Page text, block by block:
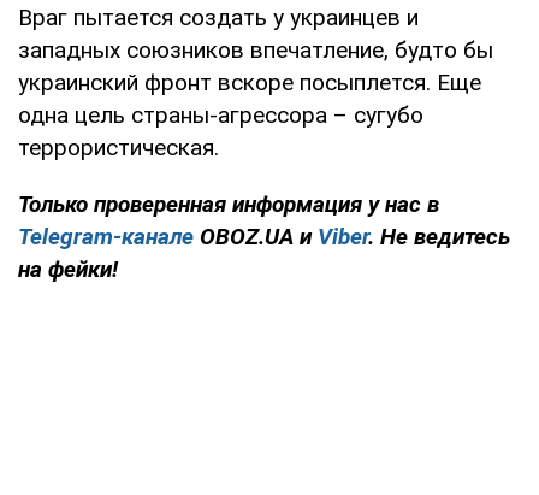
Враг пытается создать у украинцев и
западных союзников впечатление, будто бы
украинский фронт вскоре посыплется. Еще
одна цель страны-агрессора – сугубо
террористическая.
Только проверенная информация у нас в
Telegram-канале OBOZ.UA и Viber. Не ведитесь
на фейки!